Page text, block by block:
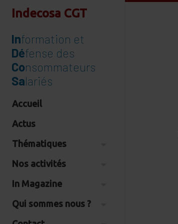
Indecosa CGT
Information et
Défense des
Consommateurs
Salariés
Accueil
Actus
Thématiques
Nos activités
In Magazine
Qui sommes nous ?